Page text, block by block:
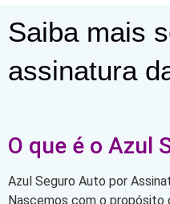
Saiba mais
assinatura
O que é o Azul
Azul Seguro Auto por
Nascemos com o propósito